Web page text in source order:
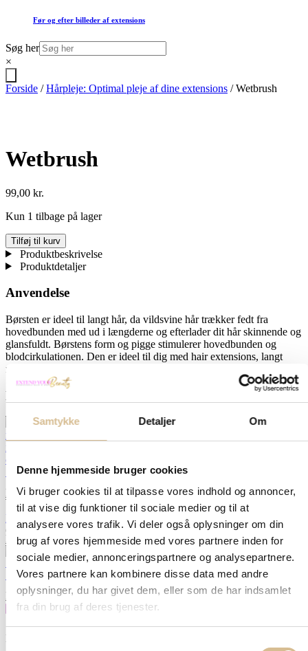
Samtykke Detaljer Om
Denne hjemmeside bruger cookies
Vi bruger cookies til at tilpasse vores indhold og annoncer,
til at vise dig funktioner til sociale medier og til at
analysere vores trafik. Vi deler også oplysninger om din
brug af vores hjemmeside med vores partnere inden for
sociale medier, annonceringspartnere og analysepartnere.
Vores partnere kan kombinere disse data med andre
oplysninger, du har givet dem, eller som de har indsamlet
fra din brug af deres tjenester.
Samtykkevalg
Før og efter billeder af extensions
Søg her
×
Forside /Hårpleje: Optimal pleje af dine extensions / Wetbrush
Wetbrush
99,00 kr.
Kun 1 tilbage på lager
Wetbrush
antal
Tilføj til kurv
Produktbeskrivelse
Produktdetaljer
Anvendelse
Børsten er ideel til langt hår, da vildsvine hår trækker fedt fra
hovedbunden med ud i længderne og efterlader dit hår skinnende og
glansfuldt. Børstens form og pigge stimulerer hovedbunden og
blodcirkulationen. Den er ideel til dig med hair extensions, langt
naturligt hår samt børn.
Du kunne måske også få brug for
Silicone Mix – Leave in conditioner
129,00
kurv
Luxus pleje startpakke
699,00kr.
Tilføj til
kurv
Silicon mix – Shine spray
129,00kr.
Tilføj til
kurv
Hurtig levering 1-2 hverdage